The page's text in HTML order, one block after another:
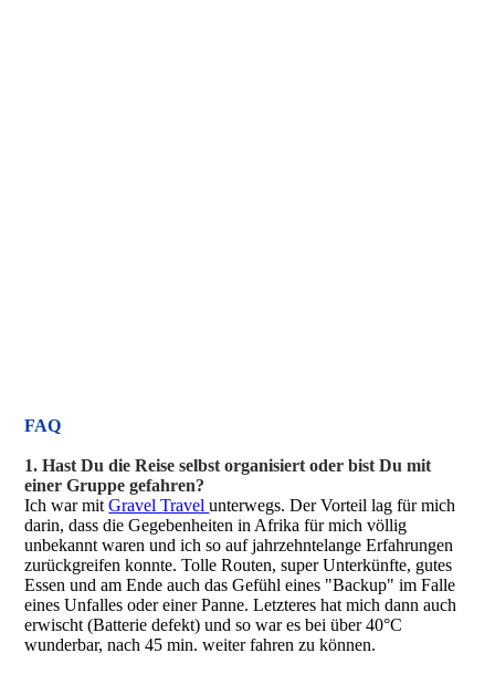
FAQ
1. Hast Du die Reise selbst organisiert oder bist Du mit
einer Gruppe gefahren?
Ich war mitGravel Travelunterwegs. Der Vorteil lag für mich
darin, dass die Gegebenheiten in Afrika für mich völlig
unbekannt waren und ich so auf jahrzehntelange Erfahrungen
zurückgreifen konnte. Tolle Routen, super Unterkünfte, gutes
Essen und am Ende auch das Gefühl eines "Backup" im Falle
eines Unfalles oder einer Panne. Letzteres hat mich dann auch
erwischt (Batterie defekt) und so war es bei über 40°C
wunderbar, nach 45 min. weiter fahren zu können.